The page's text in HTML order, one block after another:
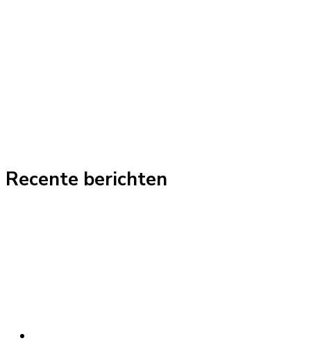
Recente berichten